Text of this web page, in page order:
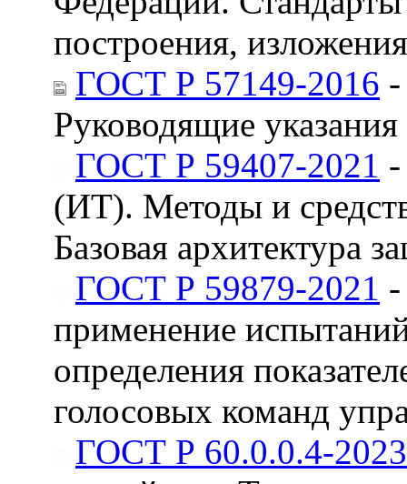
построения,
ГОСТ Р 57149-2016
Руководящие
ГОСТ Р 59407-2021
(ИТ). Методы и
Базовая архитектура
ГОСТ Р 59879-2021
применение
определения
голосовых команд
ГОСТ Р 60.0.0.4-2023